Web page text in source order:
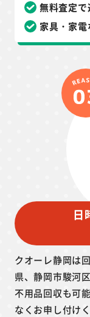
無料査定
家具・家
日
クオーレ静岡は
県、静岡市駿河
不用品回収も可
なくお申し付け